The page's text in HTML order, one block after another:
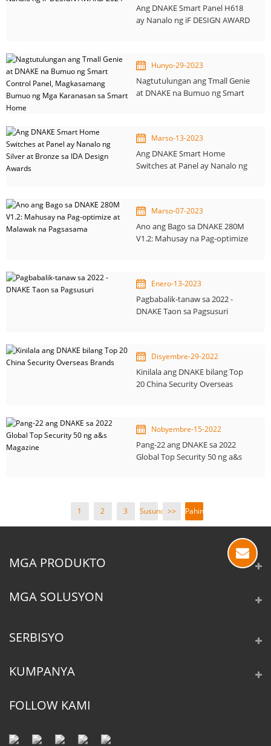
Ang DNAKE Smart Panel H618
ay Nanalo ng iF DESIGN AWARD
Hunyo-29-2023
Nagtutulungan ang Tmall Genie
at DNAKE na Bumuo ng Smart
Marso-13-2023
Ang DNAKE Smart Home
Switches at Panel ay Nanalo ng
Marso-07-2023
Ano ang Bago sa DNAKE 280M
V1.2: Mahusay na Pag-optimize
Enero-13-2023
Pagbabalik-tanaw sa 2022 -
DNAKE Taon sa Pagsusuri
Disyembre-29-2022
Kinilala ang DNAKE bilang Top
20 China Security Overseas
Nobyembre-15-2022
Pang-22 ang DNAKE sa 2022
Global Top Security 50 ng a&s
1 2 3
Susunod
>
>>
Pahina
1 / 3
MGA PRODUKTO
MGA SOLUSYON
SERBISYO
KUMPANYA
FOLLOW KAMI